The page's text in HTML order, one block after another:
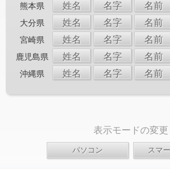
熊本県 姓名 名字 名前
大分県 姓名 名字 名前
宮崎県 姓名 名字 名前
鹿児島県 姓名 名字 名前
沖縄県 姓名 名字 名前
表示モードの変更